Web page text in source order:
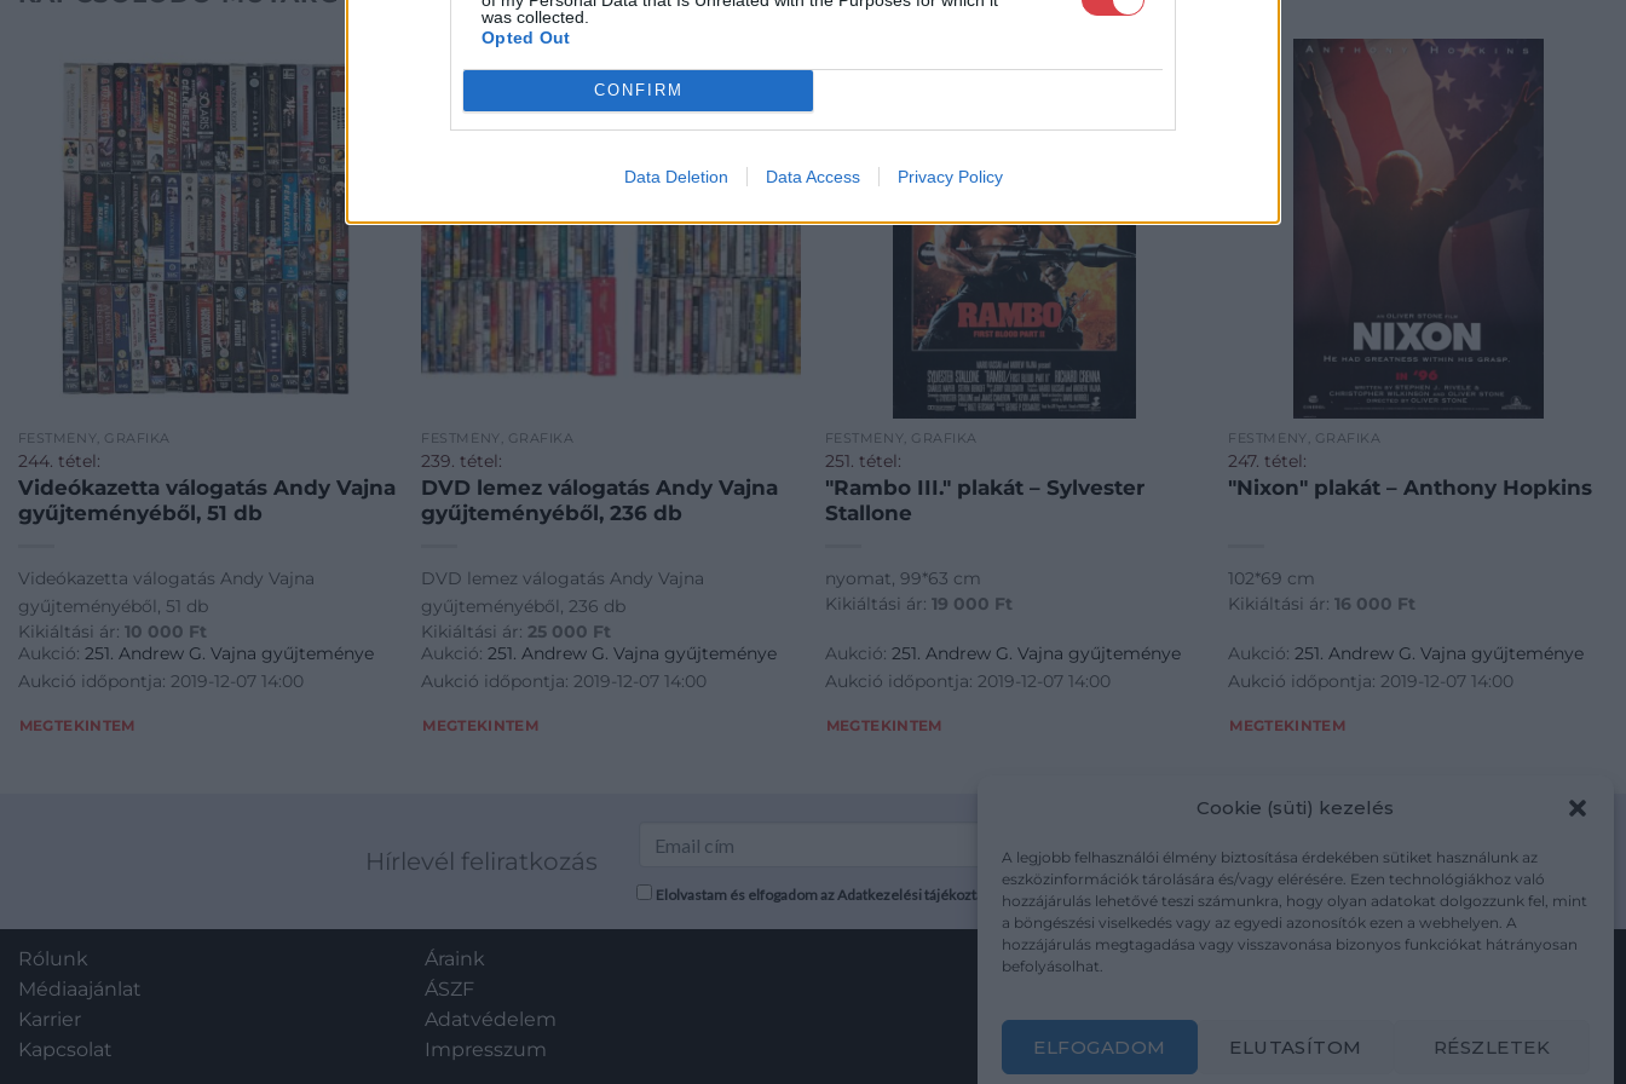
was collected.
Opted Out
CONFIRM
Data Deletion Data Access Privacy Policy
Cookie (süti) kezelés
A legjobb felhasználói élmény biztosítása érdekében sütiket használunk az
eszközinformációk tárolására és/vagy elérésére. Ezen technológiákhoz való
hozzájárulás lehetővé teszi számunkra, hogy olyan adatokat dolgozzunk fel, mint
a böngészési viselkedés vagy az egyedi azonosítók ezen a webhelyen. A
hozzájárulás megtagadása vagy visszavonása bizonyos funkciókat hátrányosan
befolyásolhat.
ELFOGADOM ELUTASÍTOM RÉSZLETEK
FESTMÉNY, GRAFIKA
244. tétel:
Videókazetta válogatás Andy Vajna
gyűjteményéből, 51 db
Videókazetta válogatás Andy Vajna
gyűjteményéből, 51 db
Kikiáltási ár: 10 000 Ft
Aukció: 251. Andrew G. Vajna gyűjteménye
Aukció időpontja: 2019-12-07 14:00
MEGTEKINTEM
FESTMÉNY, GRAFIKA
239. tétel:
DVD lemez válogatás Andy Vajna
gyűjteményéből, 236 db
DVD lemez válogatás Andy Vajna
gyűjteményéből, 236 db
Kikiáltási ár: 25 000 Ft
Aukció:251. Andrew G. Vajna gyűjteménye
Aukció időpontja: 2019-12-07 14:00
MEGTEKINTEM
FESTMÉNY, GRAFIKA
251. tétel:
"Rambo III." plakát – Sylvester
Stallone
nyomat, 99*63 cm
Kikiáltási ár: 19 000 Ft
Aukció: 251. Andrew G. Vajna gyűjteménye
Aukció időpontja: 2019-12-07 14:00
MEGTEKINTEM
FESTMÉNY, GRAFIKA
247. tétel:
"Nixon" plakát – Anthony Hopkins
102*69 cm
Kikiáltási ár:16 000 Ft
Aukció:251. Andrew G. Vajna gyűjteménye
Aukció időpontja: 2019-12-07 14:00
MEGTEKINTEM
Hírlevél feliratkozás
Elolvastam és elfogadom az Adatkezelési tájékoztatót: mutargy.com/adatkezelesi-tajekoztato/
Rólunk
Médiaajánlat
Karrier
Kapcsolat
Áraink
ÁSZF
Adatvédelem
Impresszum